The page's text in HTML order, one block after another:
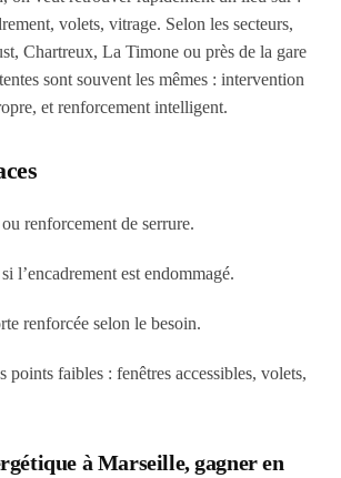
volets, vitrage. Selon les secteurs,
Chartreux, La Timone ou près de la gare
sont souvent les mêmes : intervention
et renforcement intelligent.
renforcement de serrure.
l’encadrement est endommagé.
renforcée selon le besoin.
points faibles : fenêtres accessibles, volets,
à Marseille, gagner en